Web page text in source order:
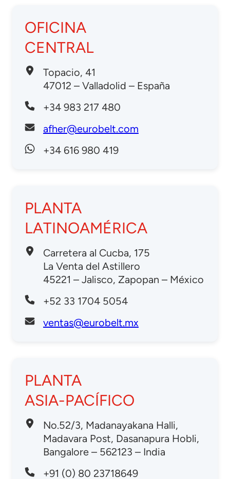
OFICINA
CENTRAL
Topacio, 41
47012 – Valladolid – España
+34 983 217 480
afher@eurobelt.com
+34 616 980 419
PLANTA
LATINOAMÉRICA
Carretera al Cucba, 175
La Venta del Astillero
45221 – Jalisco, Zapopan – México
+52 33 1704 5054
ventas@eurobelt.mx
PLANTA
ASIA-PACÍFICO
No.52/3, Madanayakana Halli,
Madavara Post, Dasanapura Hobli,
Bangalore – 562123 – India
+91 (0) 80 23718649